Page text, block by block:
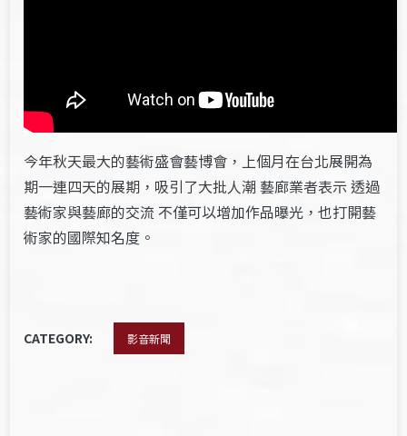
今年秋天最大的藝術盛會藝博會，上個月在台北展開為
期一連四天的展期， 吸引了大批人潮 藝廊業者表示 透過
藝術家與藝廊的交流 不僅可以增加作品曝光，也打開藝
術家的國際知名度。
CATEGORY: 影音新聞